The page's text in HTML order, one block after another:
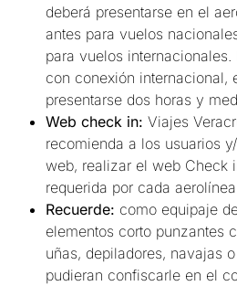
deberá presentarse en el
antes para vuelos
para vuelos
con conexión internacional,
presentarse dos horas y
Web check in: Viajes
recomienda a los usuarios
web, realizar el web Check
requerida por cada
Recuerde: como equipaje
elementos corto punzantes
uñas, depiladores, navajas
pudieran confiscarle en el